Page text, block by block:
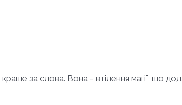
за слова. Вона – втілення магії, що